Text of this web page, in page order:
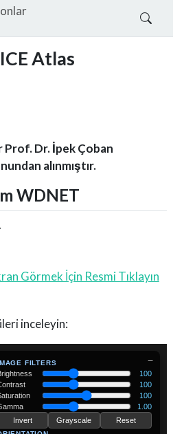
ICE Atlas
Prof. Dr. İpek Çoban
alınmıştır.
WDNET
Görmek İçin Resmi Tıklayın
inceleyin: